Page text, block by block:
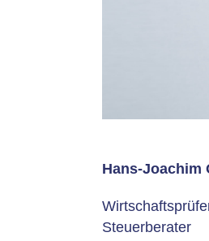
Hans-Joachim
Steuerberater